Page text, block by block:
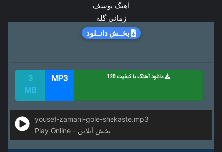
بخــش دانــلود
دانلود آهنگ با کیفیت 128 MP3
3
MB
yousef-zamani-gole-shekaste.mp3
Play Online - پخش آنلاین